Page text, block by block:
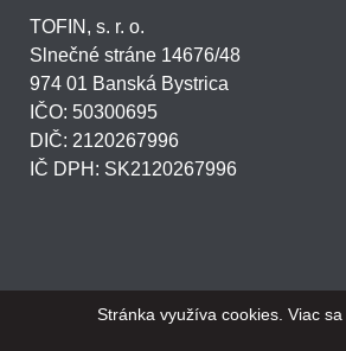
TOFIN, s. r. o.
Slnečné stráne 14676/48
974 01 Banská Bystrica
IČO: 50300695
DIČ: 2120267996
IČ DPH: SK2120267996
Stránka využíva cookies. Viac sa